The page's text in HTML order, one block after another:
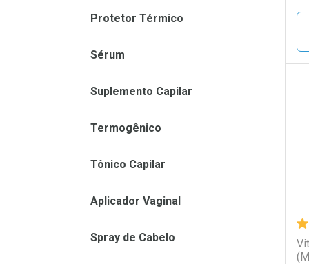
Protetor Térmico
Sérum
Suplemento Capilar
Termogênico
Tônico Capilar
Aplicador Vaginal
Spray de Cabelo